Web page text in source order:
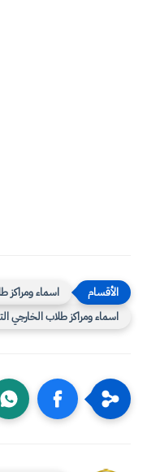
اسماء ومراكز
اسماء ومراكز طلاب الخارجي